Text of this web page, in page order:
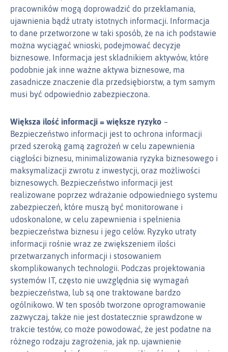
pracowników mogą doprowadzić do przekłamania,
ujawnienia bądź utraty istotnych informacji. Informacja
to dane przetworzone w taki sposób, że na ich podstawie
można wyciągać wnioski, podejmować decyzje
biznesowe. Informacja jest składnikiem aktywów, które
podobnie jak inne ważne aktywa biznesowe, ma
zasadnicze znaczenie dla przedsiębiorstw, a tym samym
musi być odpowiednio zabezpieczona.
Większa ilość informacji = większe ryzyko
Bezpieczeństwo informacji jest to ochrona informacji
przed szeroką gamą zagrożeń w celu zapewnienia
ciągłości biznesu, minimalizowania ryzyka biznesowego i
maksymalizacji zwrotu z inwestycji, oraz możliwości
biznesowych. Bezpieczeństwo informacji jest
realizowane poprzez wdrażanie odpowiedniego systemu
zabezpieczeń, które muszą być monitorowane i
udoskonalone, w celu zapewnienia i spełnienia
bezpieczeństwa biznesu i jego celów. Ryzyko utraty
informacji rośnie wraz ze zwiększeniem ilości
przetwarzanych informacji i stosowaniem
skomplikowanych technologii. Podczas projektowania
systemów IT, często nie uwzględnia się wymagań
bezpieczeństwa, lub są one traktowane bardzo
ogólnikowo. W ten sposób tworzone oprogramowanie
zazwyczaj, także nie jest dostatecznie sprawdzone w
trakcie testów, co może powodować, że jest podatne na
różnego rodzaju zagrożenia, jak np. ujawnienie